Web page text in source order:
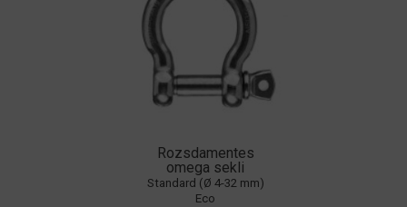
Rozsdamentes
omega sekli
Standard (Ø 4-32 mm)
Eco